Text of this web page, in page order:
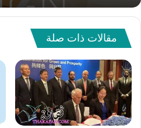
مقالات ذات صلة